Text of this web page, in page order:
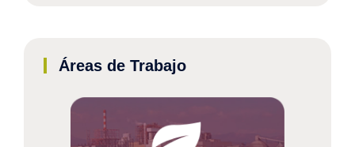
Áreas de Trabajo